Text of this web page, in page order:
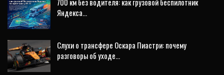
Яндекса…
Слухи о трансфере Оскара Пиастри: почему
разговоры об уходе…